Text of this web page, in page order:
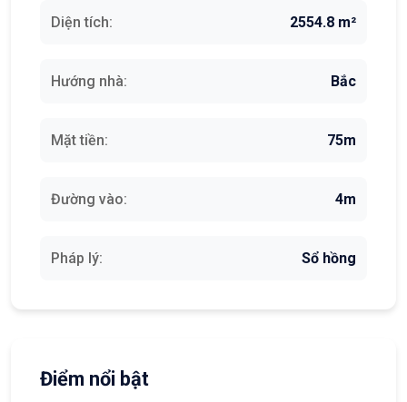
Diện tích: 2554.8 m²
Hướng nhà: Bắc
Mặt tiền: 75m
Đường vào: 4m
Pháp lý: Sổ hồng
Điểm nổi bật